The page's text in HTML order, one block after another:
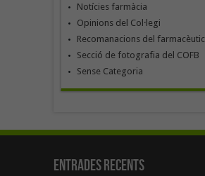
Notícies farmàcia
Opinions del Col·legi
Recomanacions del farmacèutic
Secció de fotografia del COFB
Sense Categoria
Entrades recents